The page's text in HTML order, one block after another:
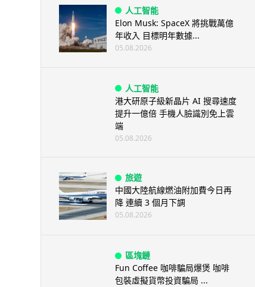
人工智能
Elon Musk: SpaceX 將挑戰萬億
年收入 目標明年數據...
05.08.2026
人工智能
港大研原子級新晶片 AI 搜尋速度
提升一億倍 手機人臉識別免上雲
端
05.08.2026
旅遊
中國大陸航線燃油附加費今日再
降 連續 3 個月下調
05.08.2026
區塊鏈
Fun Coffee 咖啡騙局爆煲 咖啡
包裝虛擬貨幣投資騙局 ...